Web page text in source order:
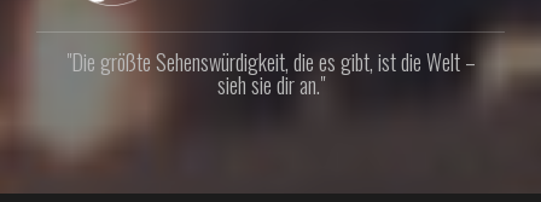
"Die größte Sehenswürdigkeit, die es gibt, ist die Welt –
sieh sie dir an."